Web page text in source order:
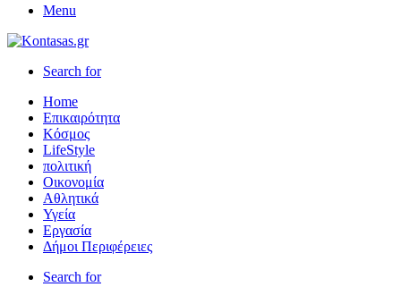
Menu
Search for
Home
Επικαιρότητα
Κόσμος
LifeStyle
πολιτική
Οικονομία
Αθλητικά
Υγεία
Εργασία
Δήμοι Περιφέρειες
Search for